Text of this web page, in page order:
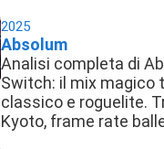
2025
Absolum
Analisi completa di
Switch: il mix magico
classico e roguelite.
Kyoto, frame rate